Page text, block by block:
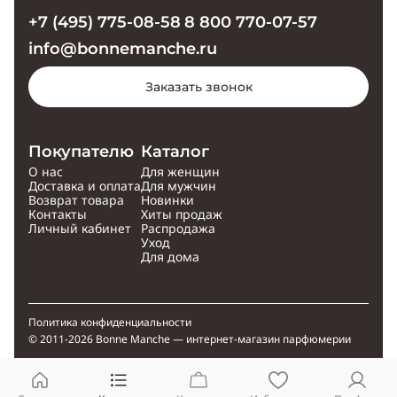
Покупателю
О нас
Доставка и оплата
Возврат товара
Контакты
Личный кабинет
Каталог
Для женщин
Для мужчин
Новинки
Хиты продаж
Распродажа
Уход
Для дома
+7 (495) 775-08-58 8 800 770-07-57
info@bonnemanche.ru
Заказать звонок
© 2011-2026 Bonne Manche — интернет-магазин парфюмерии
Политика конфиденциальности